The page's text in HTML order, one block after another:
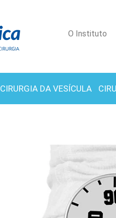
O Instituto
CIRURGIA DA VESÍCULA